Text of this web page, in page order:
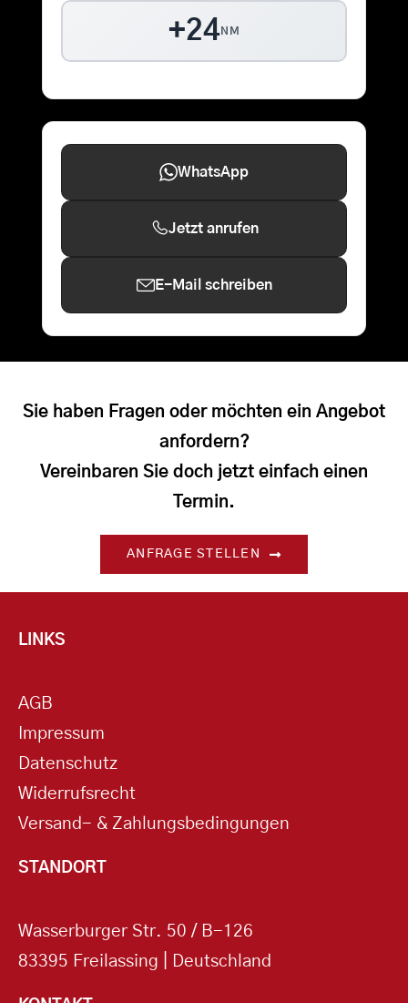
+24NM
WhatsApp
Jetzt anrufen
E-Mail schreiben
Sie haben Fragen oder möchten ein Angebot
anfordern?
Vereinbaren Sie doch jetzt einfach einen
Termin.
ANFRAGE STELLEN
LINKS
AGB
Impressum
Datenschutz
Widerrufsrecht
Versand- & Zahlungsbedingungen
STANDORT
Wasserburger Str. 50 / B-126
83395 Freilassing | Deutschland